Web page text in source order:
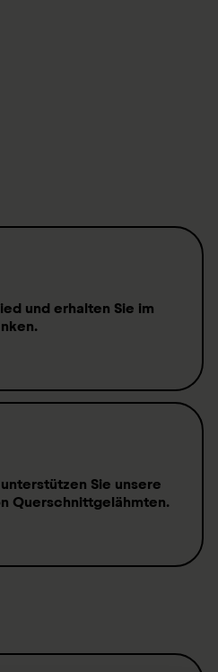
und erhalten Sie im
.
Sie unsere
Querschnittgelähmten.